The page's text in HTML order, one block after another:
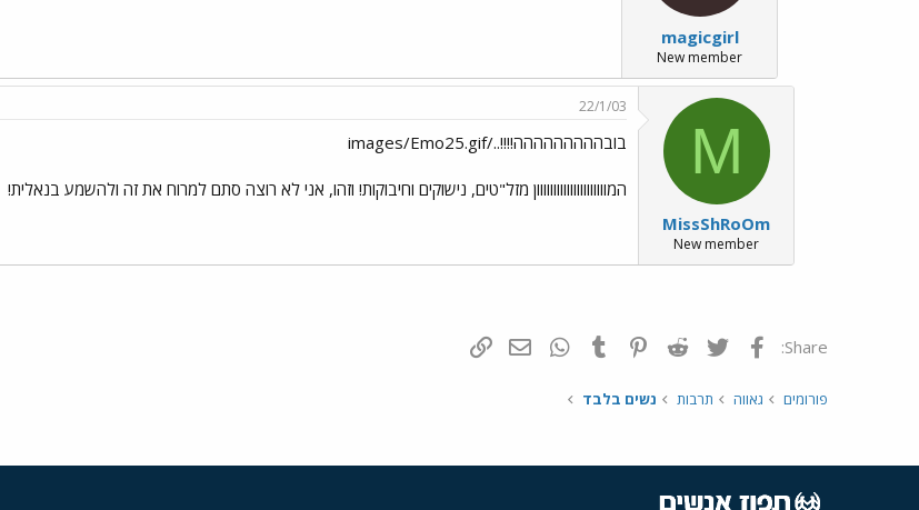
magicgirl
New member
M
MissShRoOm
New member
22/1/03
בובההההההההה!!!!../images/Emo25.gif
המווווווווווווווווווווון מזל"טים, נישוקים וחיבוקות! וזהו, אני לא רוצה סתם למרוח את זה ולהשמע בנאלית!
Share: פייסבוק Twitter
Reddit
Pinterest
Tumblr
WhatsAppדואר אלקטרוני
פורומים גאווה תרבות נשים בלבד